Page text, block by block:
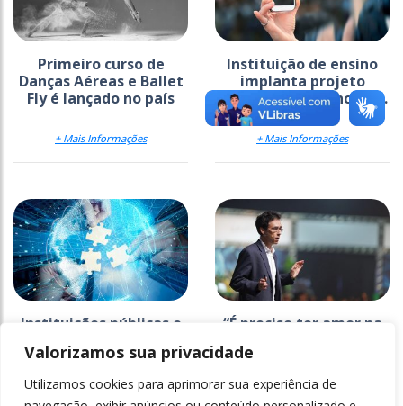
Valorizamos sua privacidade
Utilizamos cookies para aprimorar sua experiência de
Primeiro curso de
Danças Aéreas e Ballet
Fly é lançado no país
+ Mais Informações
Instituição de ensino
implanta projeto
voltado à tolerância e...
+ Mais Informações
Instituições públicas e
em conjunto para
resolver...
+ Mais Informações
“É preciso ter amor na